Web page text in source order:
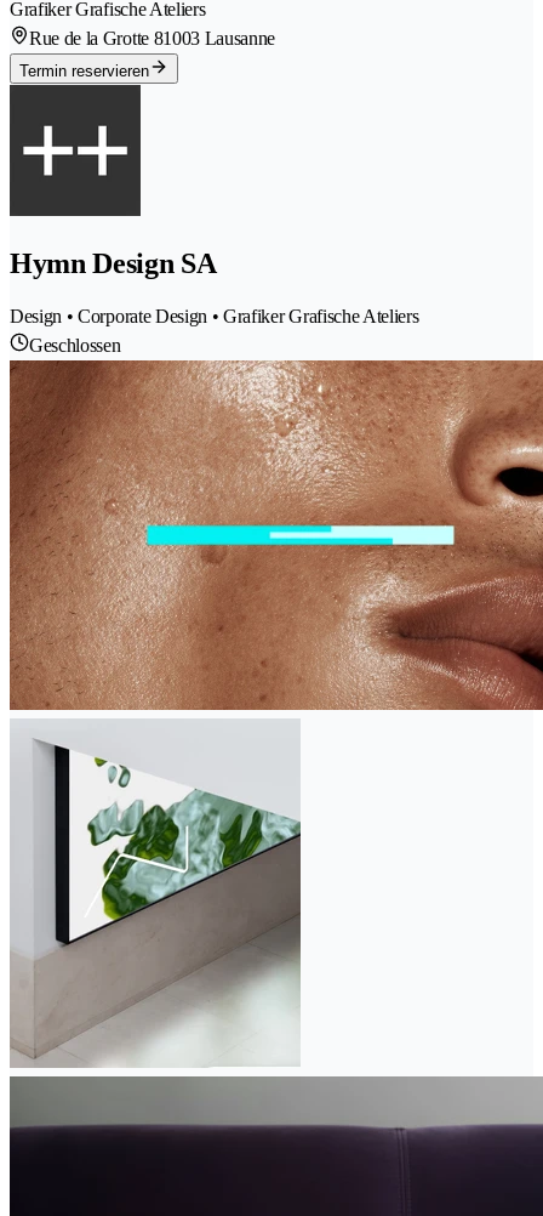
Grafiker Grafische Ateliers
Rue de la Grotte 81003 Lausanne
Termin reservieren
Hymn Design SA
Design • Corporate Design • Grafiker Grafische Ateliers
Geschlossen